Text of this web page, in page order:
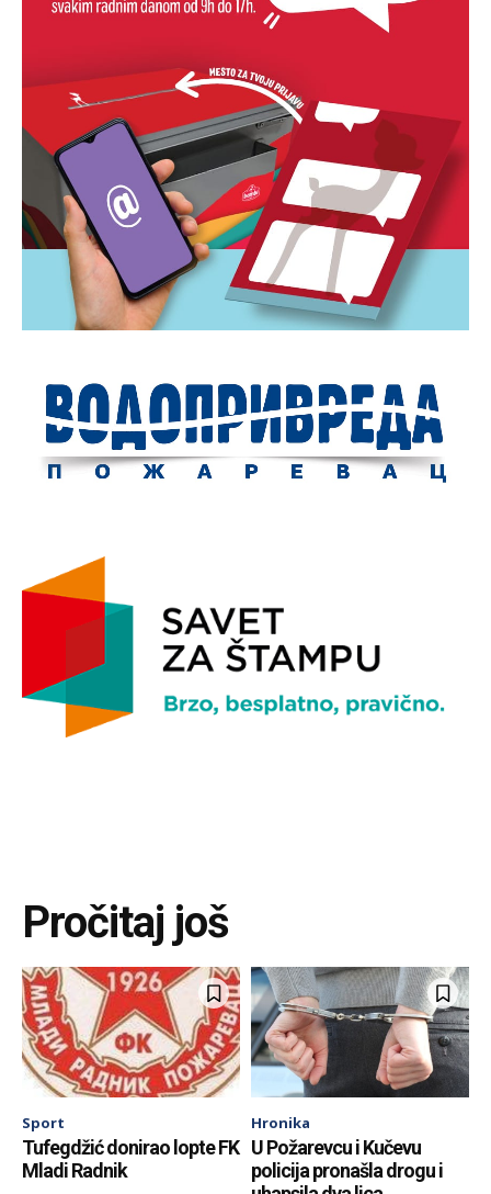
Pročitaj još
Sport
Tufegdžić donirao lopte FK
Mladi Radnik
Hronika
U Požarevcu i Kučevu
policija pronašla drogu i